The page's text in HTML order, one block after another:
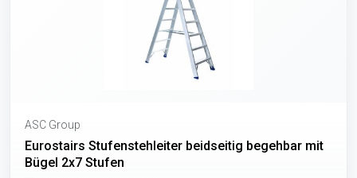
ASC Group
Eurostairs Stufenstehleiter beidseitig begehbar mit
Bügel 2x7 Stufen